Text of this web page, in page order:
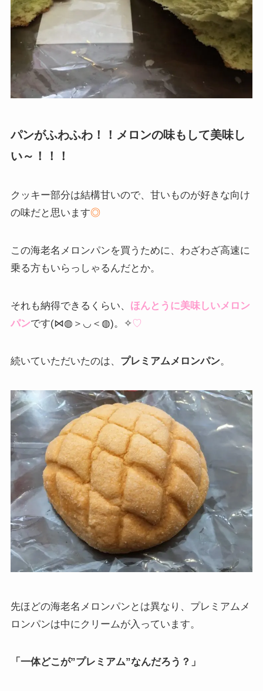
パンがふわふわ！！メロンの味もして美味し
い～！！！
クッキー部分は結構甘いので、甘いものが好きな向け
の味だと思います◎
この海老名メロンパンを買うために、わざわざ高速に
乗る方もいらっしゃるんだとか。
それも納得できるくらい、 ほんとうに美味しいメロン
パンです(⋈◍＞◡＜◍)。✧♡
続いていただいたのは、 プレミアムメロンパン。
先ほどの海老名メロンパンとは異なり、プレミアムメ
ロンパンは中にクリームが入っています。
「一体どこが”プレミアム”なんだろう？」